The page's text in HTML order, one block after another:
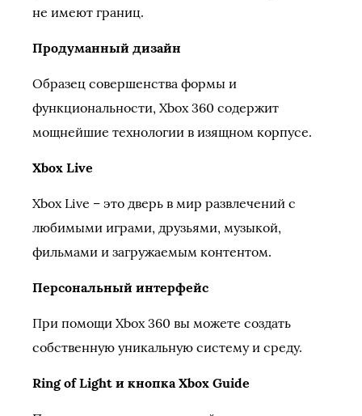
не имеют границ.
Продуманный дизайн
Образец совершенства формы и
функциональности, Xbox 360 содержит
мощнейшие технологии в изящном корпусе.
Xbox Live
Xbox Live – это дверь в мир развлечений с
любимыми играми, друзьями, музыкой,
фильмами и загружаемым контентом.
Персональный интерфейс
При помощи Xbox 360 вы можете создать
собственную уникальную систему и среду.
Ring of Light и кнопка Xbox Guide